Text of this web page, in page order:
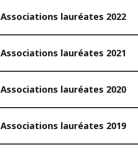
Associations lauréates 2022
Associations lauréates 2021
Associations lauréates 2020
Associations lauréates 2019